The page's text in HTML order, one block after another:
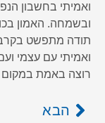
ואמיתי בחשבון
ובשמחה. האמון
תודה מתפשט בקרבי.
ואמיתי עם עצמי
רוצה באמת במקום
הבא